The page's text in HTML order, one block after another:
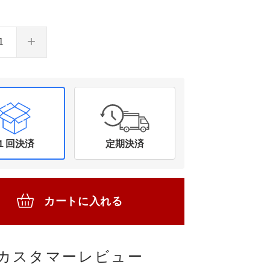
回決済 定期決済
カートに入れる
スタマーレビュー